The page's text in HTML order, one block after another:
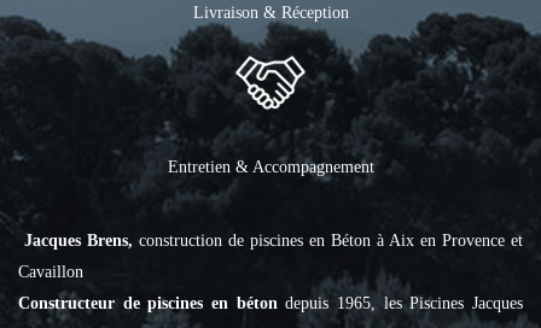
Livraison & Réception
Entretien & Accompagnement
Jacques Brens, construction de piscines en Béton à Aix en Provence et
Cavaillon
Constructeur de piscines en bétondepuis 1965, les Piscines Jacques